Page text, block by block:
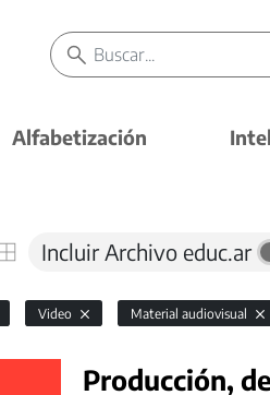
Alfabetización
Incluir Archivo educ.ar
Video Material audiovisual
Producción,